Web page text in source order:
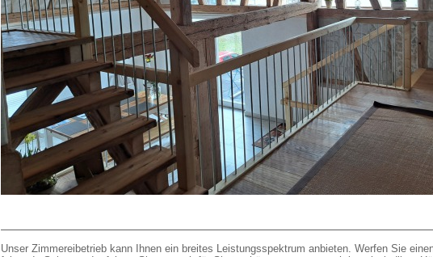
Unser Zimmereibetrieb kann Ihnen ein breites Leistungsspektrum anbieten. Werfen Sie